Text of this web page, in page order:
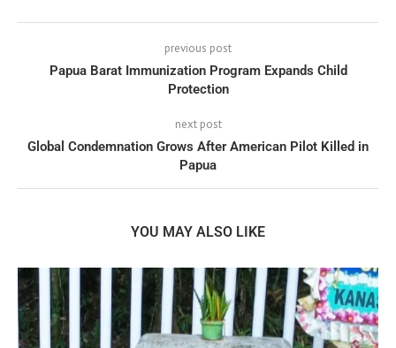
previous post
Papua Barat Immunization Program Expands Child
Protection
next post
Global Condemnation Grows After American Pilot Killed in
Papua
YOU MAY ALSO LIKE